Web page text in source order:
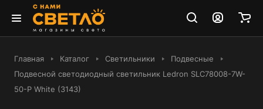
Главная Каталог Светильники
Подвесные
Подвесной светодиодный светильник Ledron SLC78008-7W-
50-P White (3143)